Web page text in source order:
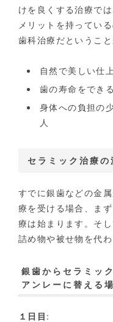
けを良くする治療で
メリットを持ってい
歯科治療だというこ
自然で美しい仕
歯の寿命をでき
身体への負担の
人
セラミック治療の
すでに銀歯などの金
療を受ける場合、ま
療は始まります。そ
詰め物や被せ物を代
銀歯からセラミッ
アンレーに替える
１日目 :